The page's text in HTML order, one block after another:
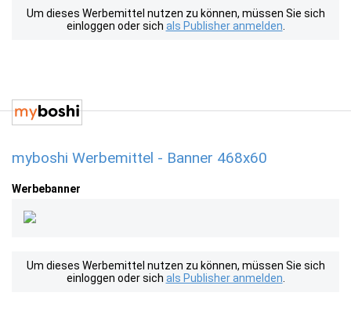
Um dieses Werbemittel nutzen zu können, müssen Sie sich
einloggen oder sich als Publisher anmelden
myboshi Werbemittel - Banner 468x60
Werbebanner
Um dieses Werbemittel nutzen zu können, müssen Sie sich
einloggen oder sich als Publisher anmelden